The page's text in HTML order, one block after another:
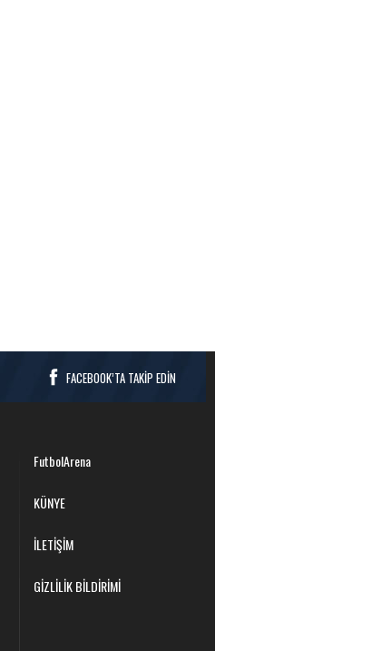
FACEBOOK’TA TAKİP EDİN
FutbolArena
KÜNYE
İLETİŞİM
GİZLİLİK BİLDİRİMİ